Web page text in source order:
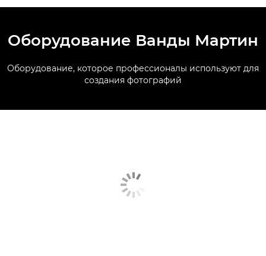
Оборудование Ванды Мартин
Оборудование, которое профессионалы используют для
создания фотографий